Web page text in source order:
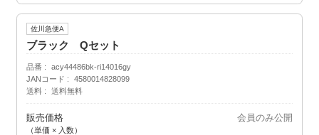
佐川急便A
ブラック Qセット
品番
acy44486bk-ri14016gy
JANコード
4580014828099
送料
送料無料
販売価格
（単価 × 入数）
会員のみ公開